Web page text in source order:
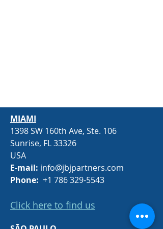
MIAMI
1398 SW 160th Ave, Ste. 106
Sunrise, FL 33326​
USA
E-mail: info@jbjpartners.com
Phone: +1 786 329-5543
Click here to find us